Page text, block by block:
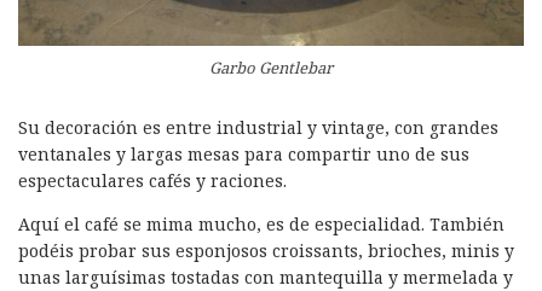
Garbo Gentlebar
Su decoración es entre industrial y vintage, con grandes
ventanales y largas mesas para compartir uno de sus
espectaculares cafés y raciones.
Aquí el café se mima mucho, es de especialidad. También
podéis probar sus esponjosos croissants, brioches, minis y
unas larguísimas tostadas con mantequilla y mermelada y